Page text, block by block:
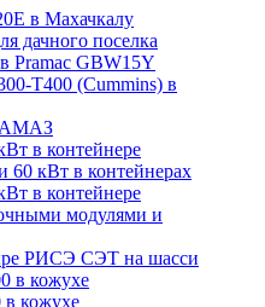
в Махачкалу
дачного поселка
Pramac GВW15Y
Т400 (Cummins) в
в контейнере
60 кВт в контейнерах
в контейнере
модулями и
РИСЭ СЭТ на шасси
в кожухе
кожухе